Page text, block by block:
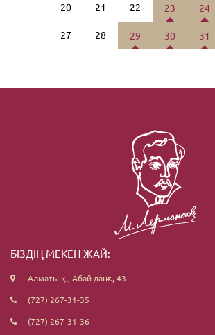
20 21 22 23 24
27 28 29 30 31
БІЗДІҢ МЕКЕН ЖАЙ:
Алматы қ., Абай даңғ., 43
(727) 267-31-35
(727) 267-31-36